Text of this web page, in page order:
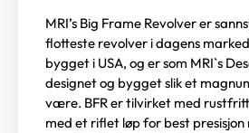
MRI’s Big Frame Revolver er
flotteste revolver i dagens
bygget i USA, og er som MRI`s
designet og bygget slik et
være. BFR er tilvirket med
med et riflet løp for best presisjon